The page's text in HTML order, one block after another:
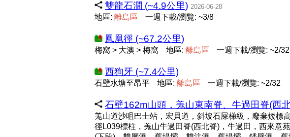
雙龍石澗 (~4.9公里) 2026-06-28
地區: 離島區 一週下載/瀏覽: ~3/8
鳳凰徑 (~67.2公里)
梅窩 > 大澳 > 梅窩 地區: 離島區 一週下載/瀏覽: ~2/32
西狗牙 (~7.4公里)
石壁水塘至昂平 地區: 離島區 一週下載/瀏覽: ~2/32
石壁162m山頭，羗山東南脊、牛過田脊(西
羗山道沙咀巴士站，宏貝道，斜坡石屎梯級，廢棄矮標
徑L039標柱，羗山牛過田脊(西北脊)，牛過田，西來意